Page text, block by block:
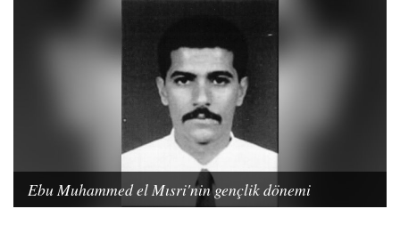
Ebu Muhammed el Mısri'nin gençlik dönemi